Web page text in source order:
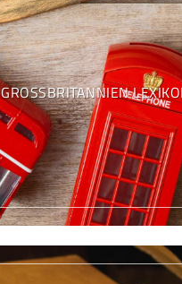
GROSSBRITANNIEN LEXIKON